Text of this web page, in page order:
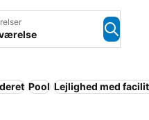
Pool Lejlighed med